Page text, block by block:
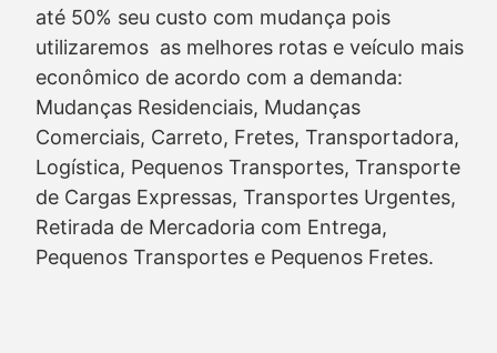
até 50% seu custo com mudança pois
utilizaremos as melhores rotas e veículo mais
econômico de acordo com a demanda:
Mudanças Residenciais, Mudanças
Comerciais, Carreto, Fretes, Transportadora,
Logística, Pequenos Transportes, Transporte
de Cargas Expressas, Transportes Urgentes,
Retirada de Mercadoria com Entrega,
Pequenos Transportes e Pequenos Fretes.